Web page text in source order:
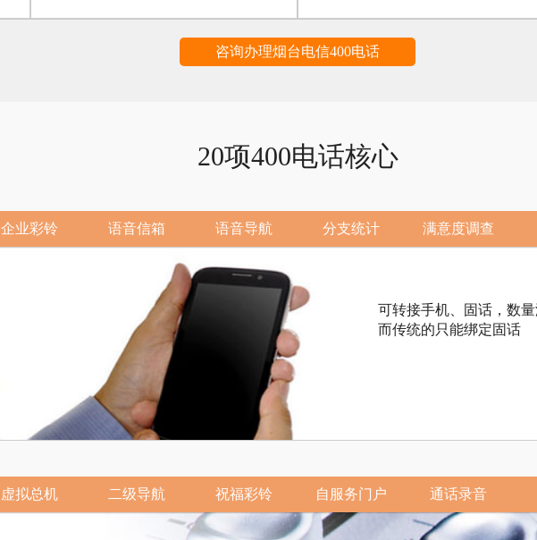
咨询办理烟台电信400电话
20项400电话核心
企业彩铃 语音信箱 语音导航 分支统计 满意度调查
可转接手机、固话，数量
而传统的只能绑定固话
虚拟总机 二级导航 祝福彩铃 自服务门户 通话录音